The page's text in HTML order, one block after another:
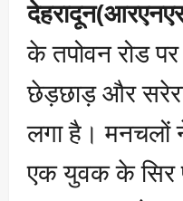
के तपोवन रोड
छेड़छाड़ और
लगा है। मनचलों
एक युवक के सिर